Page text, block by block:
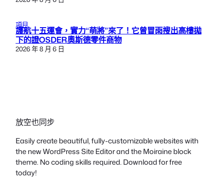
項目
護航十五運會，實力“萌將”來了！它曾冒雨搜出高樓拋
下的證OSDER奧斯德零件商物
2026 年 8 月 6 日
放空也同步
Easily create beautiful, fully-customizable websites with
the new WordPress Site Editor and the Moiraine block
theme. No coding skills required. Download for free
today!